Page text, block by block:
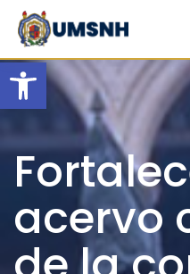
Open toolbar
Skip
content
acervo